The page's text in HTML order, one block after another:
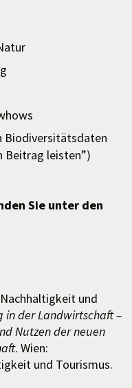
Biodiversitätsdaten
Beitrag leisten”)
Sie unter den
und
in der Landwirtschaft –
Nutzen der neuen
. Wien:
und Tourismus.